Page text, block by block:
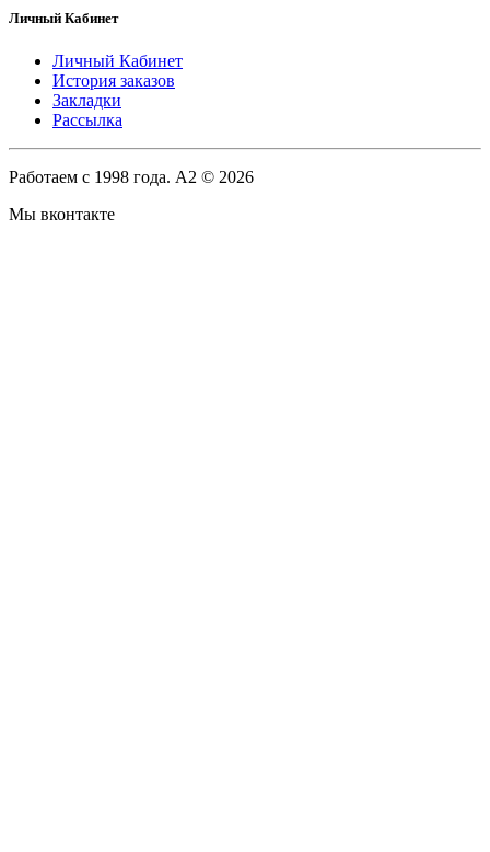
Личный Кабинет
Личный Кабинет
История заказов
Закладки
Рассылка
Работаем с 1998 года. A2 © 2026
Мы вконтакте